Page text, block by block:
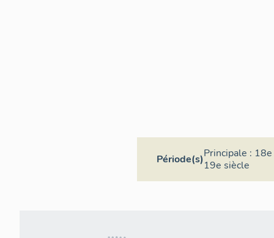
Période(s)Principale :
19e siècle